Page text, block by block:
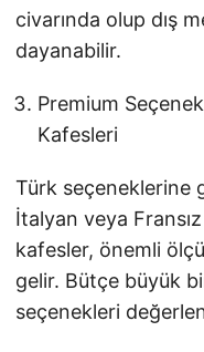
civarında olup dış
dayanabilir.
Premium
Kafesleri
Türk seçeneklerine
İtalyan veya
kafesler, önemli
gelir. Bütçe büyük
seçenekleri